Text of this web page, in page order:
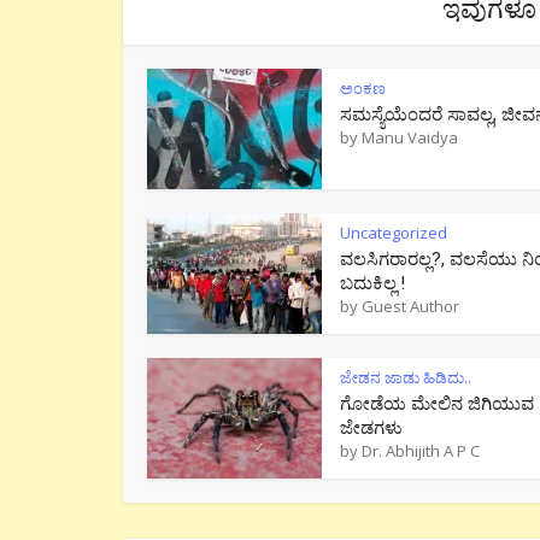
ಅಂಕಣ
ಸಮಸ್ಯೆಯೆಂದರೆ ಸಾವಲ್ಲ,
by Manu Vaidya
Uncategorized
ವಲಸಿಗರಾರಲ್ಲ?, ವಲಸೆಯು
ಬದುಕಿಲ್ಲ !
by Guest Author
ಜೇಡನ ಜಾಡು ಹಿಡಿದು..
ಗೋಡೆಯ ಮೇಲಿನ ಜಿಗಿಯುವ
ಜೇಡಗಳು
by Dr. Abhijith A P C